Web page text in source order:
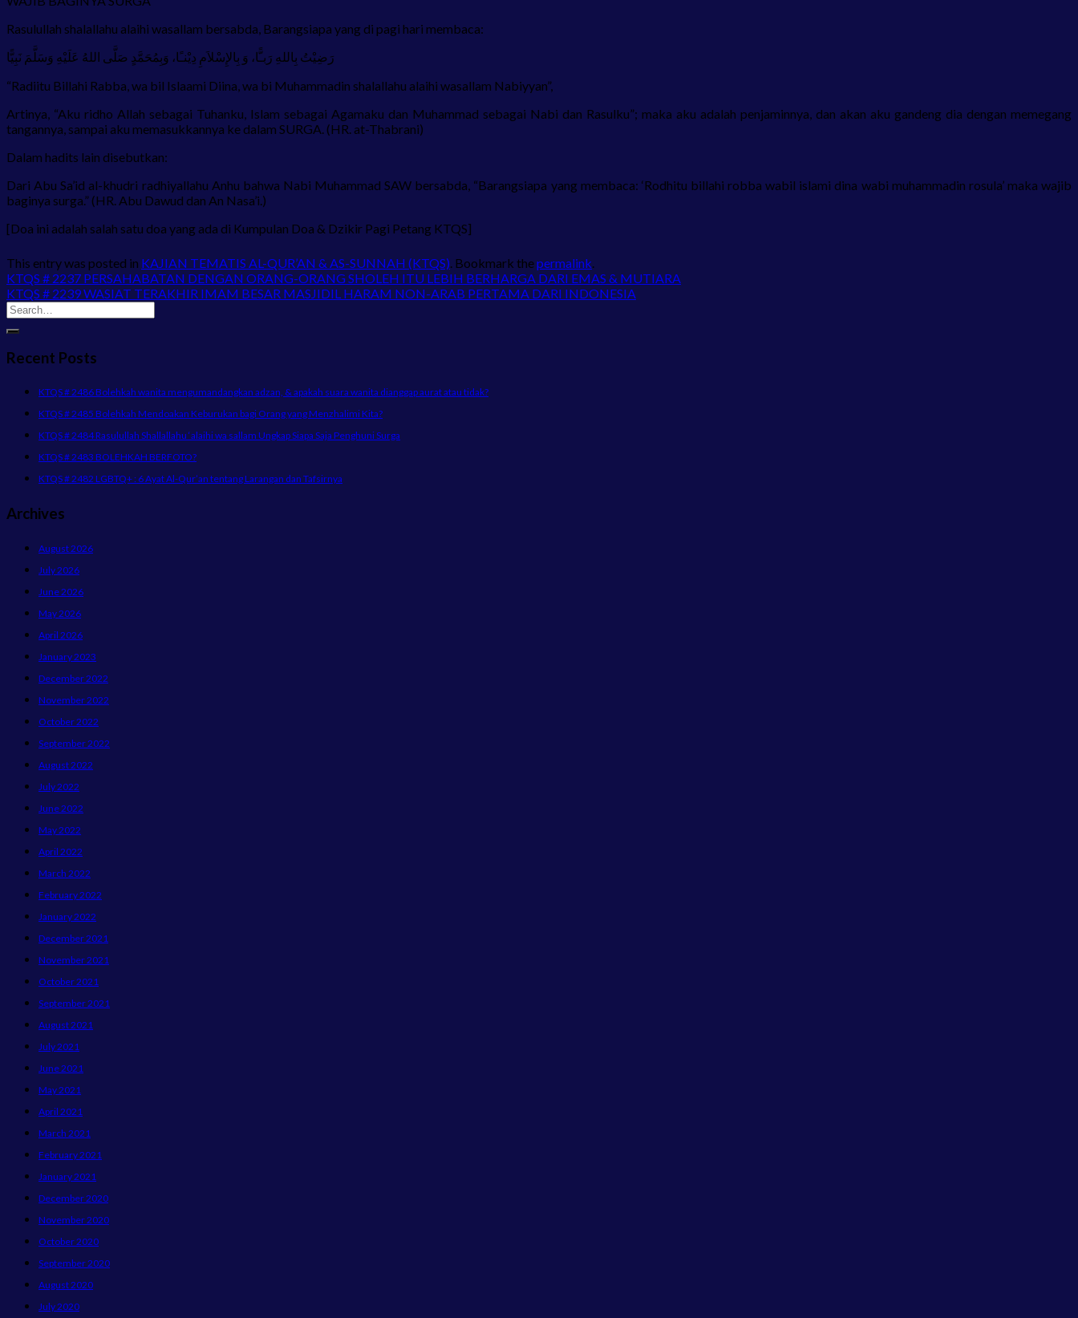
Rasulullah shalallahu alaihi wasallam bersabda, Barangsiapa yang di pagi hari membaca:
رَضِيْتُ بِاللهِ رَبـًّا، وَ بِالإِسْلاَمِ دِيْنـًا، وَبِمُحَمَّدٍ صَلَّى اللهُ عَلَيْهِ وَسَلَّمَ نَبِيًّا
“Radiitu Billahi Rabba, wa bil Islaami Diina, wa bi Muhammadin shalallahu alaihi wasallam Nabiyyan”,
Artinya, “Aku ridho Allah sebagai Tuhanku, Islam sebagai Agamaku dan Muhammad sebagai Nabi dan Rasulku”; maka aku adalah penjaminnya, dan akan aku gandeng dia dengan memegang
tangannya, sampai aku memasukkannya ke dalam SURGA. (HR. at-Thabrani)
Dalam hadits lain disebutkan:
Dari Abu Sa’id al-khudri radhiyallahu Anhu bahwa Nabi Muhammad SAW bersabda, “Barangsiapa yang membaca: ‘Rodhitu billahi robba wabil islami dina wabi muhammadin rosula’ maka wajib
baginya surga.” (HR. Abu Dawud dan An Nasa’i.)
[Doa ini adalah salah satu doa yang ada di Kumpulan Doa & Dzikir Pagi Petang KTQS]
This entry was posted in KAJIAN TEMATIS AL-QUR’AN & AS-SUNNAH (KTQS). Bookmark thepermalink.
KTQS # 2237 PERSAHABATAN DENGAN ORANG-ORANG SHOLEH ITU LEBIH BERHARGA DARI EMAS & MUTIARA
KTQS # 2239 WASIAT TERAKHIR IMAM BESAR MASJIDIL HARAM NON-ARAB PERTAMA DARI INDONESIA
Recent Posts
KTQS # 2486 Bolehkah wanita mengumandangkan adzan, & apakah suara wanita dianggap aurat atau tidak?
KTQS # 2485 Bolehkah Mendoakan Keburukan bagi Orang yang Menzhalimi Kita?
KTQS # 2484 Rasulullah Shallallahu ‘alaihi wa sallam Ungkap Siapa Saja Penghuni Surga
KTQS # 2483 BOLEHKAH BERFOTO?
KTQS # 2482 LGBTQ+ : 6 Ayat Al-Qur’an tentang Larangan dan Tafsirnya
Archives
August 2026
July 2026
June 2026
May 2026
April 2026
January 2023
December 2022
November 2022
October 2022
September 2022
August 2022
July 2022
June 2022
May 2022
April 2022
March 2022
February 2022
January 2022
December 2021
November 2021
October 2021
September 2021
August 2021
July 2021
June 2021
May 2021
April 2021
March 2021
February 2021
January 2021
December 2020
November 2020
October 2020
September 2020
August 2020
July 2020